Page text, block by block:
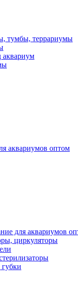
тумбы, террариумы
аквариум
аквариумов оптом
для аквариумов
циркуляторы
губки